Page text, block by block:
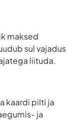
maksed
sul vajadus
liituda.
kaardi pilti ja
ja